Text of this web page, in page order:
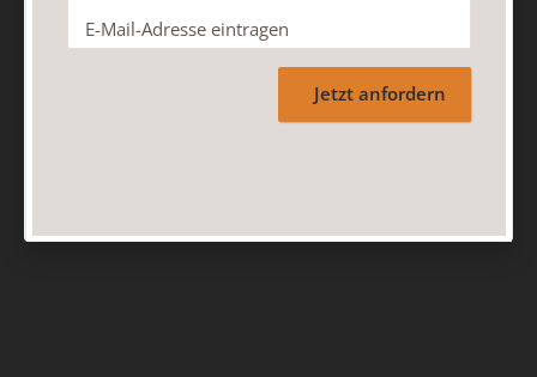
Jetzt anfordern